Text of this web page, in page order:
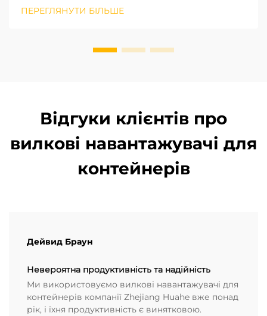
з нашого багаторічного досвіду реалізації
ПЕРЕГЛЯНУТИ БІЛЬШЕ
Відгуки клієнтів про
вилкові навантажувачі для
контейнерів
Дейвид Браун
Невероятна продуктивність та надійність
Ми використовуємо вилкові навантажувачі для
контейнерів компанії Zhejiang Huahe вже понад
рік, і їхня продуктивність є винятковою.